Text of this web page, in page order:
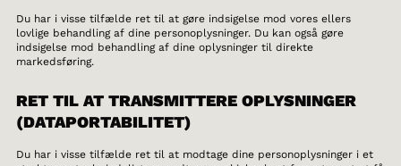
Du har i visse tilfælde ret til at gøre indsigelse mod vores ellers
lovlige behandling af dine personoplysninger. Du kan også gøre
indsigelse mod behandling af dine oplysninger til direkte
markedsføring.
RET TIL AT TRANSMITTERE OPLYSNINGER
(DATAPORTABILITET)
Du har i visse tilfælde ret til at modtage dine personoplysninger i et